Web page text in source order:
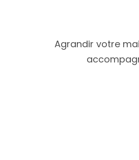
Agrandir votre